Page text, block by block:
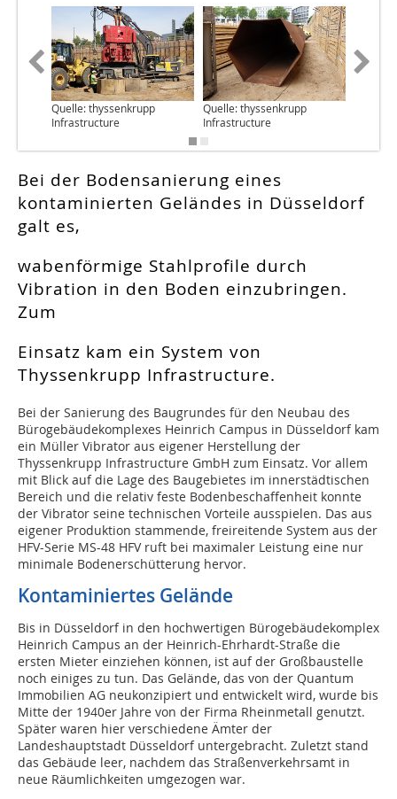
Quelle: thyssenkrupp
Infrastructure
Quelle: thyssenkrupp
Infrastructure
Bei der Bodensanierung eines
kontaminierten Geländes in Düsseldorf
galt es,
wabenförmige Stahlprofile durch
Vibration in den Boden einzubringen.
Zum
Einsatz kam ein System von
Thyssenkrupp Infrastructure.
Bei der Sanierung des Baugrundes für den Neubau des
Bürogebäudekomplexes Heinrich Campus in Düsseldorf kam
ein Müller Vibrator aus eigener Herstellung der
Thyssenkrupp Infrastructure GmbH zum Einsatz. Vor allem
mit Blick auf die Lage des Baugebietes im innerstädtischen
Bereich und die relativ feste Bodenbeschaffenheit konnte
der Vibrator seine technischen Vorteile ausspielen. Das aus
eigener Produktion stammende, freireitende System aus der
HFV-Serie MS-48 HFV ruft bei maximaler Leistung eine nur
minimale Bodenerschütterung hervor.
Kontaminiertes Gelände
Bis in Düsseldorf in den hochwertigen Bürogebäudekomplex
Heinrich Campus an der Heinrich-Ehrhardt-Straße die
ersten Mieter einziehen können, ist auf der Großbaustelle
noch einiges zu tun. Das Gelände, das von der Quantum
Immobilien AG neukonzipiert und entwickelt wird, wurde bis
Mitte der 1940er Jahre von der Firma Rheinmetall genutzt.
Später waren hier verschiedene Ämter der
Landeshauptstadt Düsseldorf untergebracht. Zuletzt stand
das Gebäude leer, nachdem das Straßenverkehrsamt in
neue Räumlichkeiten umgezogen war.